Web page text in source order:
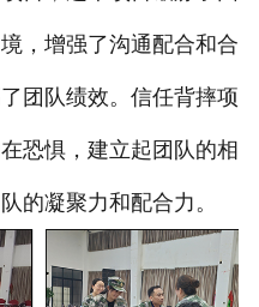
，增强了沟通配合和合
团队绩效。信任背摔项
恐惧，建立起团队的相
的凝聚力和配合力。